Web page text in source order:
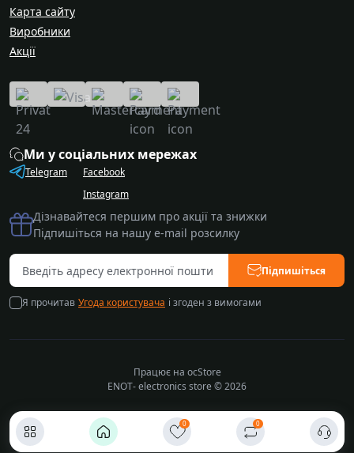
0 0
Карта сайту
Виробники
Акції
Ми у соціальних мережах
Telegram
Facebook
Instagram
Дізнавайтеся першим про акції та знижки
Підпишіться на нашу e-mail розсилку
Підпишіться
Я прочитав Угода користувача і згоден з вимогами
Працює на ocStore
ENOT- electronics store © 2026